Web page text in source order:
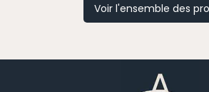
Voir l'ensemble des